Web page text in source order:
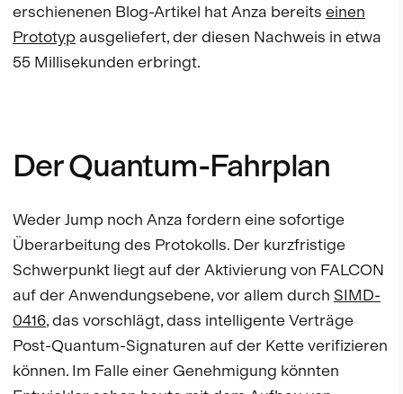
erschienenen Blog-Artikel hat Anza bereits einen
Prototypausgeliefert, der diesen Nachweis in etwa
55 Millisekunden erbringt.
Der Quantum-Fahrplan
Weder Jump noch Anza fordern eine sofortige
Überarbeitung des Protokolls. Der kurzfristige
Schwerpunkt liegt auf der Aktivierung von FALCON
auf der Anwendungsebene, vor allem durch SIMD-
0416, das vorschlägt, dass intelligente Verträge
Post-Quantum-Signaturen auf der Kette verifizieren
können. Im Falle einer Genehmigung könnten